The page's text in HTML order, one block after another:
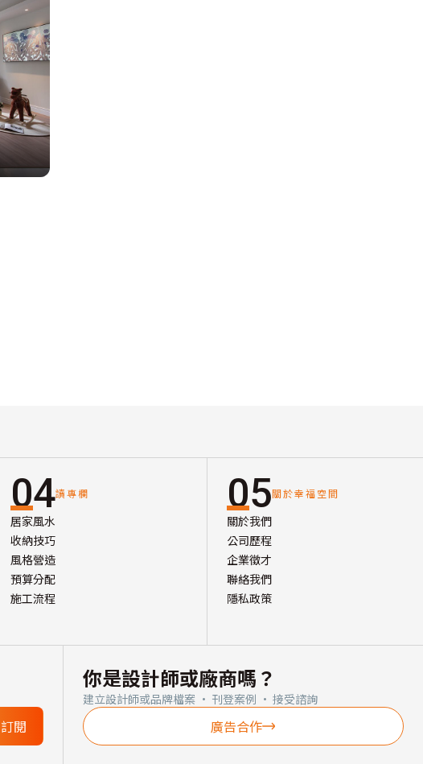
04讀專欄
居家風水
收納技巧
風格營造
預算分配
施工流程
05關於幸福空間
關於我們
公司歷程
企業徵才
聯絡我們
隱私政策
訂閱
你是設計師或廠商嗎？
建立設計師或品牌檔案 · 刊登案例 · 接受諮詢
廣告合作